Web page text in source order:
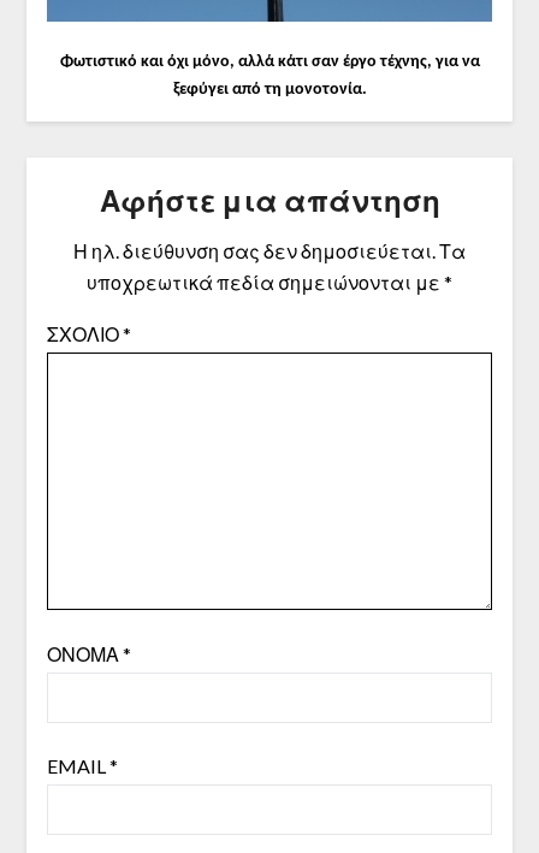
Φωτιστικό και όχι μόνο, αλλά κάτι σαν έργο τέχνης, για να
ξεφύγει από τη μονοτονία.
Αφήστε μια απάντηση
Η ηλ. διεύθυνση σας δεν δημοσιεύεται.Τα
υποχρεωτικά πεδία σημειώνονται με *
ΣΧΌΛΙΟ*
ΌΝΟΜΑ *
EMAIL*